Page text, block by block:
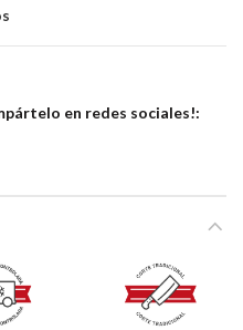
en redes sociales!